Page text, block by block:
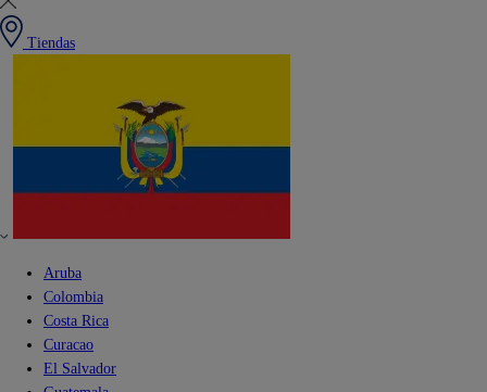
Tiendas
Aruba
Colombia
Costa Rica
Curacao
El Salvador